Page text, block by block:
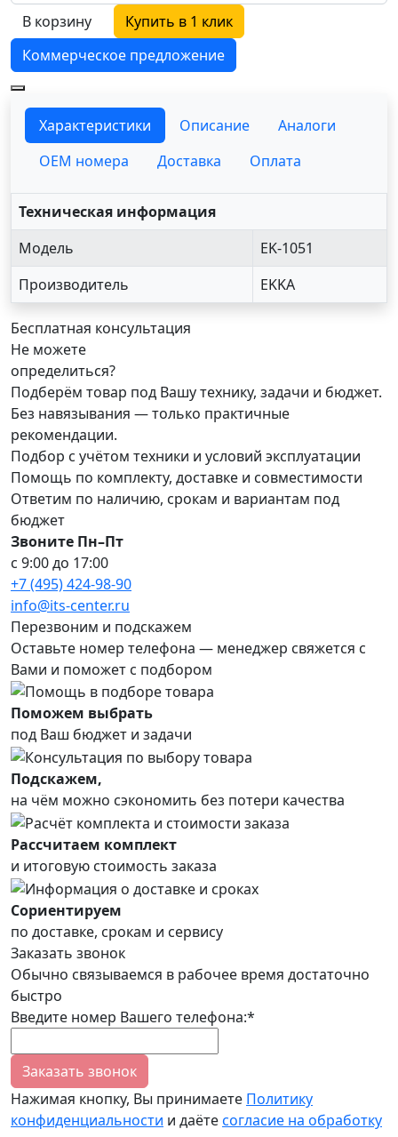
В корзину
Купить в 1 клик
Коммерческое предложение
Характеристики Описание
Аналоги
OEM номера
Доставка Оплата
Техническая информация
Модель
EK-1051
Производитель
EKKA
Бесплатная консультация
Не можете
определиться?
Подберём товар под Вашу технику, задачи и бюджет.
Без навязывания — только практичные
рекомендации.
Подбор с учётом техники и условий эксплуатации
Помощь по комплекту, доставке и совместимости
Ответим по наличию, срокам и вариантам под
бюджет
Звоните Пн–Пт
с 9:00 до 17:00
+7 (495) 424-98-90
info@its-center.ru
Перезвоним и подскажем
Оставьте номер телефона — менеджер свяжется с
Вами и поможет с подбором
Поможем выбрать
под Ваш бюджет и задачи
Подскажем,
на чём можно сэкономить без потери качества
Рассчитаем комплект
и итоговую стоимость заказа
Сориентируем
по доставке, срокам и сервису
Заказать звонок
Обычно связываемся в рабочее время достаточно
быстро
Введите номер Вашего телефона:*
Заказать звонок
Нажимая кнопку, Вы принимаете Политику
конфиденциальности и даётесогласие на обработку